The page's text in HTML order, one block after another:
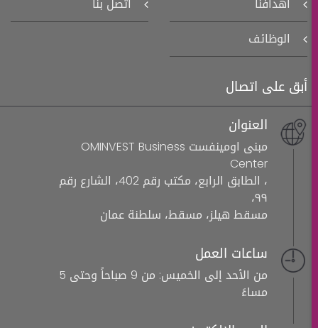
الوظائف
أبق على اتصال
العنوان
مبنى اومينفست OMINVEST Business
Center
، الطابق الرابع، مكتب رقم 402، الشارع رقم
٩٩،
مسقط هيلز، مسقط، سلطنة عمان
ساعات العمل
من الأحد إلى الخميس: من 9 صباحاً وحتى 5
مساءً